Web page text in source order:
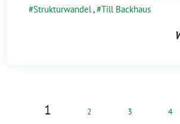
Strukturwandel, Till Backhaus
1 2 3 4